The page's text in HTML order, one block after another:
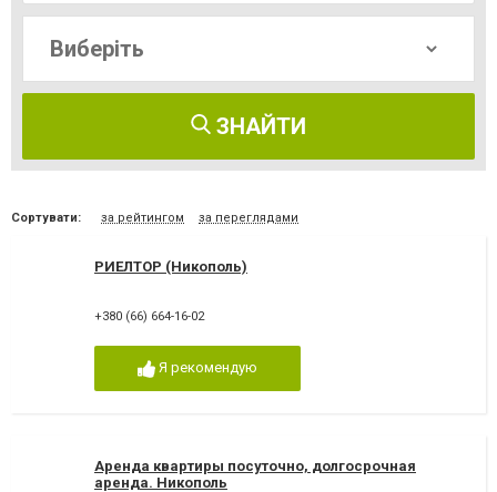
ЗНАЙТИ
Сортувати: за рейтингом за переглядами
РИЕЛТОР (Никополь)
+380 (66) 664-16-02
Я рекомендую
Аренда квартиры посуточно, долгосрочная
аренда. Никополь